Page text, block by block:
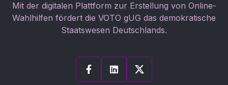
Mit der digitalen Plattform zur Erstellung von Online-
Wahlhilfen fördert die VOTO gUG das demokratische
Staatswesen Deutschlands.
 